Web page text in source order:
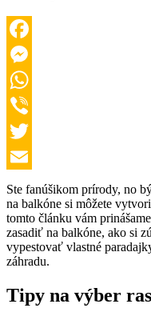
Facebook
Messenger
WhatsApp
Viber
Twitter
Email
Ste fanúšikom prírody, no
na balkóne si môžete
tomto článku vám
zasadiť na balkóne, ako si
vypestovať vlastné
záhradu.
Tipy na výber